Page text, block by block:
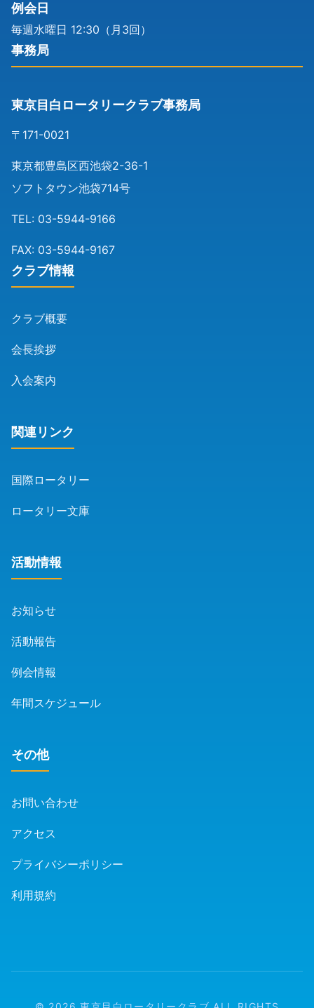
例会日
毎週水曜日 12:30（月3回）
事務局
東京目白ロータリークラブ事務局
〒171-0021
東京都豊島区西池袋2-36-1
ソフトタウン池袋714号
TEL: 03-5944-9166
FAX: 03-5944-9167
クラブ情報
クラブ概要
会長挨拶
入会案内
関連リンク
国際ロータリー
ロータリー文庫
活動情報
お知らせ
活動報告
例会情報
年間スケジュール
その他
お問い合わせ
アクセス
プライバシーポリシー
利用規約